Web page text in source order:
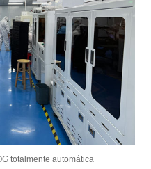
totalmente automática